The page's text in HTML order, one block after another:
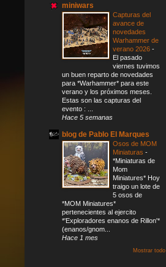
miniwars
Capturas del
avance de
novedades
Warhammer de
verano 2026 -
El pasado
viernes tuvimos
un buen reparto de novedades
para *Warhammer* para este
verano y los próximos meses.
Estas son las capturas del
evento : ...
Hace 5 semanas
blog de Pablo El Marques
Osos de MOM
Miniaturas -
*Miniaturas de
Mom
Miniatures* Hoy
traigo un lote de
5 osos de
*MOM Miniatures*
pertenecientes al ejercito
*'Exploradores enanos de Rillon'*
(enanos/gnom...
Hace 1 mes
Mostrar todo